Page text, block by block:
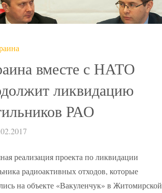
вместе с НАТО
ликвидацию
РАО
реализация проекта по ликвидации
радиоактивных отходов, которые
на объекте «Вакуленчук» в Житомирской